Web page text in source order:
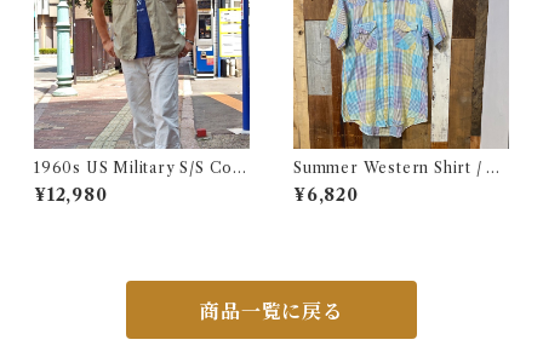
1960s US Military S/S Cott
on Poplin Shirt / 60年代 US
AF USN ARMY コットン ポ
¥12,980
Summer Western Shirt / シ
ョートスリーブ ウエスタン シ
ャツ 古着
¥6,820
商品一覧に戻る